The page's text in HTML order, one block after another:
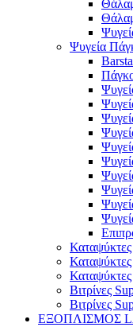
Ψυγεία
Καταψύκτες
Βιτρίνες
Βιτρίνες
ΕΞΟΠΛΙΣΜΟΣ